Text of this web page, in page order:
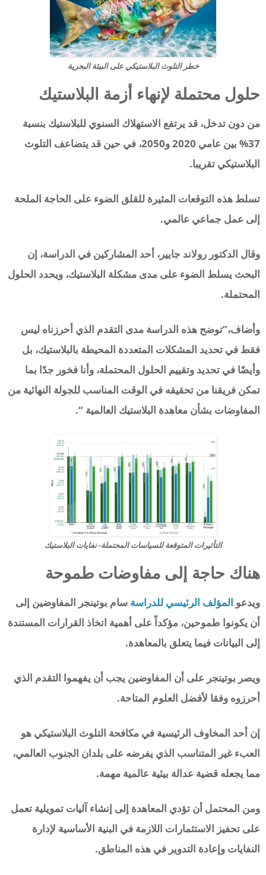
خطر التلوث البلاستيكي على البيئة البحرية
حلول محتملة لإنهاء أزمة البلاستيك
من دون تدخل، قد يرتفع الاستهلاك السنوي للبلاستيك بنسبة
37% بين عامي 2020 و2050، في حين قد يتضاعف التلوث
البلاستيكي تقريبا.
تسلط هذه التوقعات المثيرة للقلق الضوء على الحاجة الملحة
إلى عمل جماعي عالمي.
وقال الدكتور رولاند جايير، أحد المشاركين في الدراسة، إن
البحث يسلط الضوء على مدى مشكلة البلاستيك، ويحدد الحلول
المحتملة.
وأضاف،”توضح هذه الدراسة مدى التقدم الذي أحرزناه ليس
فقط في تحديد المشكلات المتعددة المحيطة بالبلاستيك، بل
وأيضًا في تحديد وتقييم الحلول المحتملة، وأنا فخور جدًا بما
تمكن فريقنا من تحقيقه في الوقت المناسب للجولة النهائية من
المفاوضات بشأن معاهدة البلاستيك العالمية “.
التأثيرات المتوقعة للسياسات المحتملة- نفايات البلاستيك
هناك حاجة إلى مفاوضات طموحة
ويدعو المؤلف الرئيسي للدراسة سام بوتينجر المفاوضين إلى
أن يكونوا طموحين، مؤكداً على أهمية اتخاذ القرارات المستندة
إلى البيانات فيما يتعلق بالمعاهدة.
ويصر بوتينجر على أن المفاوضين يجب أن يفهموا التقدم الذي
أحرزوه وفقا لأفضل العلوم المتاحة.
إن أحد المخاوف الرئيسية في مكافحة التلوث البلاستيكي هو
العبء غير المتناسب الذي يفرضه على بلدان الجنوب العالمي،
مما يجعله قضية عدالة بيئية عالمية مهمة.
ومن المحتمل أن تؤدي المعاهدة إلى إنشاء آليات تمويلية تعمل
على تحفيز الاستثمارات اللازمة في البنية الأساسية لإدارة
النفايات وإعادة التدوير في هذه المناطق.